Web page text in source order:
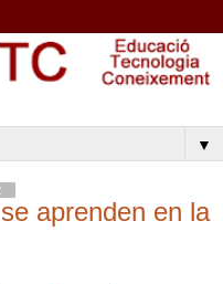
▼
aprenden en la